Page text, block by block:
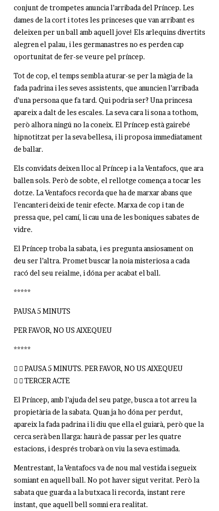
conjunt de trompetes anuncia l’arribada del Príncep. Les
dames de la cort i totes les princeses que van arribant es
deleixen per un ball amb aquell jove! Els arlequins divertits
alegren el palau, i les germanastres no es perden cap
oportunitat de fer-se veure pel príncep.
Tot de cop, el temps sembla aturar-se per la màgia de la
fada padrina i les seves assistents, que anuncien l’arribada
d’una persona que fa tard. Qui podria ser? Una princesa
apareix a dalt de les escales. La seva cara li sona a tothom,
però alhora ningú no la coneix. El Príncep està gairebé
hipnotitzat per la seva bellesa, i li proposa immediatament
de ballar.
Els convidats deixen lloc al Príncep i a la Ventafocs, que ara
ballen sols. Però de sobte, el rellotge comença a tocar les
dotze. La Ventafocs recorda que ha de marxar abans que
l’encanteri deixi de tenir efecte. Marxa de cop i tan de
pressa que, pel camí, li cau una de les boniques sabates de
vidre.
El Príncep troba la sabata, i es pregunta ansiosament on
deu ser l’altra. Promet buscar la noia misteriosa a cada
racó del seu reialme, i dóna per acabat el ball.
*****
PAUSA 5 MINUTS
PER FAVOR, NO US AIXEQUEU
*****
PAUSA 5 MINUTS. PER FAVOR, NO US AIXEQUEU
TERCER ACTE
El Príncep, amb l’ajuda del seu patge, busca a tot arreu la
propietària de la sabata. Quan ja ho dóna per perdut,
apareix la fada padrina i li diu que ella el guiarà, però que la
cerca serà ben llarga: haurà de passar per les quatre
estacions, i després trobarà on viu la seva estimada.
Mentrestant, la Ventafocs va de nou mal vestida i segueix
somiant en aquell ball. No pot haver sigut veritat. Però la
sabata que guarda a la butxaca li recorda, instant rere
instant, que aquell bell somni era realitat.